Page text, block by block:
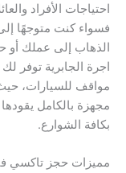
احتياجات الأفراد
فسواء كنت متوجهًا
الذهاب إلى عملك أو
اجرة الجابرية توفر
مواقف للسيارات،
مجهزة بالكامل
بكافة الشوارع.
مميزات حجز تاكسي